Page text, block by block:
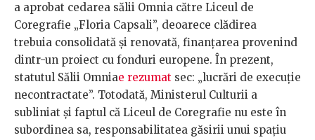
a aprobat cedarea sălii Omnia către Liceul de
Coregrafie „Floria Capsali”, deoarece clădirea
trebuia consolidată și renovată, finanțarea provenind
dintr-un proiect cu fonduri europene. În prezent,
statutul Sălii Omniae rezumat sec: „lucrări de execuție
necontractate”. Totodată, Ministerul Culturii a
subliniat și faptul că Liceul de Coregrafie nu este în
subordinea sa, responsabilitatea găsirii unui spațiu